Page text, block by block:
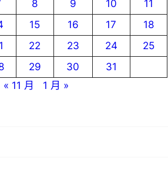
8 9 10
11
15 16 17
18
22 23 24
25
29 30
31
« 11 月
1 月 »